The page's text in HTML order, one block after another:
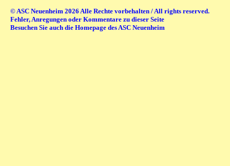
© ASC Neuenheim 2026 Alle Rechte vorbehalten / All rights reserved.
Fehler, Anregungen oder Kommentare zu dieser Seite
Besuchen Sie auch die Homepage des ASC Neuenheim